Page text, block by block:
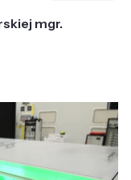
mgr.